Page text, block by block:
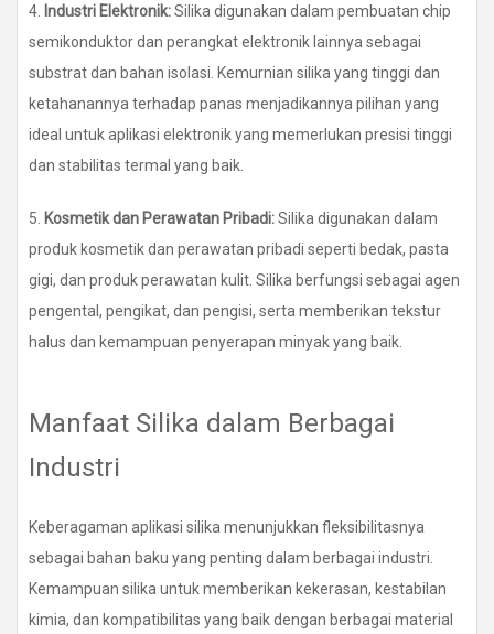
4. Industri Elektronik:Silika digunakan dalam pembuatan chip
semikonduktor dan perangkat elektronik lainnya sebagai
substrat dan bahan isolasi. Kemurnian silika yang tinggi dan
ketahanannya terhadap panas menjadikannya pilihan yang
ideal untuk aplikasi elektronik yang memerlukan presisi tinggi
dan stabilitas termal yang baik.
5. Kosmetik dan Perawatan Pribadi:Silika digunakan dalam
produk kosmetik dan perawatan pribadi seperti bedak, pasta
gigi, dan produk perawatan kulit. Silika berfungsi sebagai agen
pengental, pengikat, dan pengisi, serta memberikan tekstur
halus dan kemampuan penyerapan minyak yang baik.
Manfaat Silika dalam Berbagai
Industri
Keberagaman aplikasi silika menunjukkan fleksibilitasnya
sebagai bahan baku yang penting dalam berbagai industri.
Kemampuan silika untuk memberikan kekerasan, kestabilan
kimia, dan kompatibilitas yang baik dengan berbagai material